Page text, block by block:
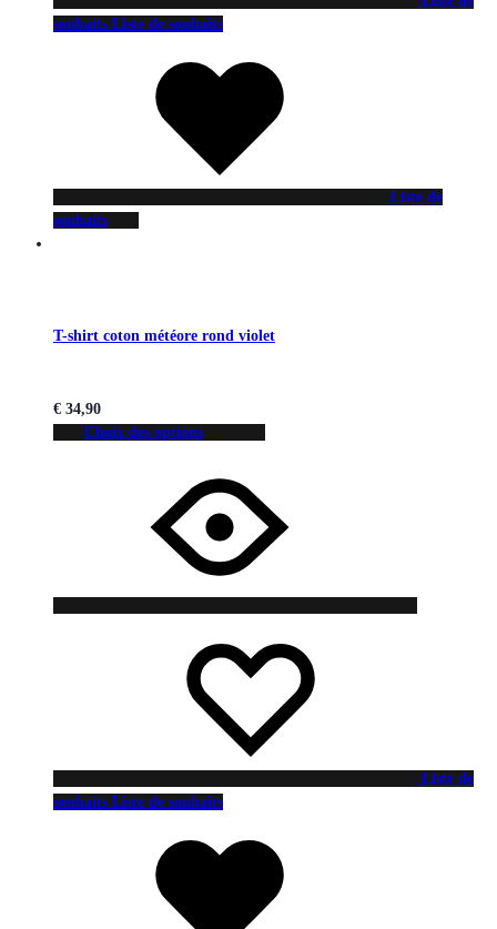
souhaits Liste de souhaits
Liste de
souhaits
T-shirt coton météore rond violet
€ 34,90
Choix des options
Liste de
souhaits Liste de souhaits